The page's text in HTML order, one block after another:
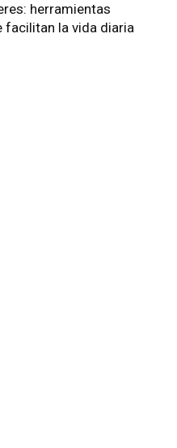
herramientas
facilitan la vida diaria